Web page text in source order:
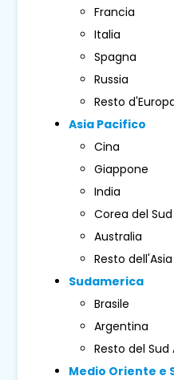
Francia
Italia
Spagna
Russia
Resto
Asia Pacifico
Cina
Giappone
India
Corea del Sud
Australia
Resto
Sudamerica
Brasile
Argentina
Resto del
Medio Oriente e